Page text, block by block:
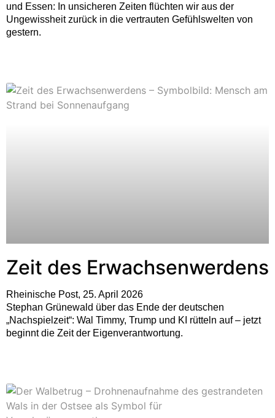
und Essen: In unsicheren Zeiten flüchten wir aus der
Ungewissheit zurück in die vertrauten Gefühlswelten von
gestern.
Zeit des Erwachsenwerdens
Rheinische Post, 25. April 2026
Stephan Grünewald über das Ende der deutschen
„Nachspielzeit“: Wal Timmy, Trump und KI rütteln auf – jetzt
beginnt die Zeit der Eigenverantwortung.